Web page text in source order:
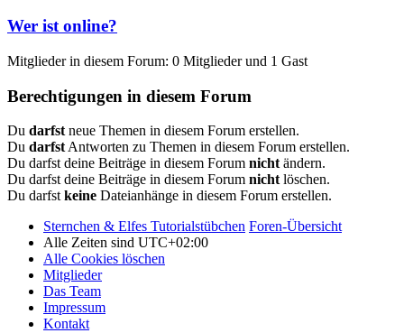
Wer ist online?
Mitglieder in diesem Forum: 0 Mitglieder und 1 Gast
Berechtigungen in diesem Forum
Du darfstneue Themen in diesem Forum erstellen.
Du darfstAntworten zu Themen in diesem Forum erstellen.
Du darfst deine Beiträge in diesem Forum nichtändern.
Du darfst deine Beiträge in diesem Forum nichtlöschen.
Du darfstkeine Dateianhänge in diesem Forum erstellen.
Sternchen & Elfes Tutorialstübchen Foren-Übersicht
Alle Zeiten sind UTC+02:00
Alle Cookies löschen
Mitglieder
Das Team
Impressum
Kontakt